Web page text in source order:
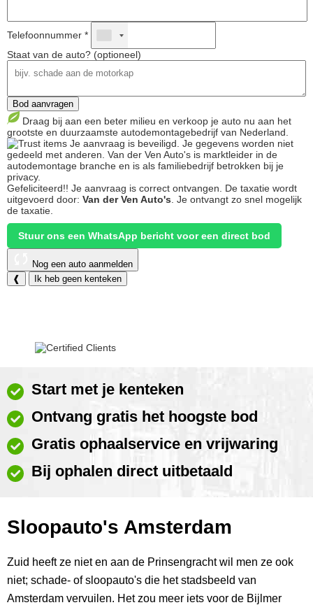
Start met je kenteken
Ontvang gratis het hoogste bod
Gratis ophaalservice en vrijwaring
Bij ophalen direct uitbetaald
Telefoonnummer *
Staat van de auto? (optioneel)
Bod aanvragen
Draag bij aan een beter milieu en verkoop je auto nu aan het
grootste en duurzaamste autodemontagebedrijf van Nederland.
Je aanvraag is beveiligd. Je gegevens worden niet
gedeeld met anderen. Van der Ven Auto's is marktleider in de
autodemontage branche en is als familiebedrijf betrokken bij je
privacy.
Gefeliciteerd!! Je aanvraag is correct ontvangen. De taxatie wordt
uitgevoerd door: Van der Ven Auto's Je ontvangt zo snel mogelijk
de taxatie.
Stuur ons een WhatsApp bericht voor een direct bod
Nog een auto aanmelden
❰
Ik heb geen kenteken
Sloopauto's Amsterdam
Zuid heeft ze niet en aan de Prinsengracht wil men ze ook
niet; schade- of sloopauto's die het stadsbeeld van
Amsterdam vervuilen. Het zou meer iets voor de Bijlmer